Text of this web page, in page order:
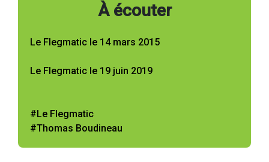
À écouter
Le Flegmatic le 14 mars 2015
Le Flegmatic le 19 juin 2019
#Le Flegmatic
#Thomas Boudineau